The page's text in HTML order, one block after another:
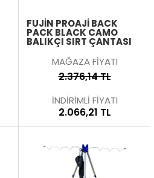
FUJIN PROAJI BACK
PACK BLACK CAMO
BALIKÇI SIRT ÇANTASI
MAĞAZA FİYATI
2.376,14 TL
İNDİRİMLİ FİYATI
2.066,21 TL